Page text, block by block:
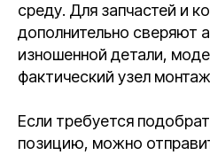
среду. Для запчастей и
дополнительно сверяют
изношенной детали,
фактический узел
Если требуется
позицию, можно